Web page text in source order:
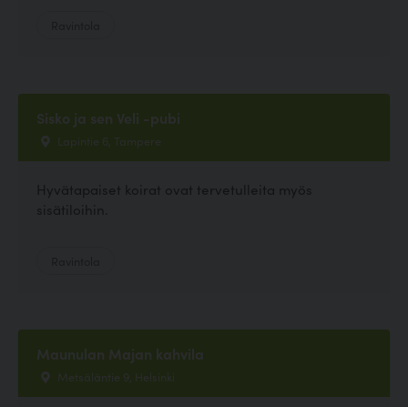
Sisko ja sen Veli -pubi
Lapintie 6, Tampere
Hyvätapaiset koirat ovat tervetulleita myös
sisätiloihin.
Maunulan Majan kahvila
Metsäläntie 9, Helsinki